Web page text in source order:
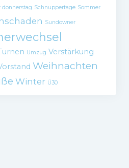
Schnuppertage Sommer
Sundowner
Umzug Verstärkung
Weihnachten
Winter Ü30